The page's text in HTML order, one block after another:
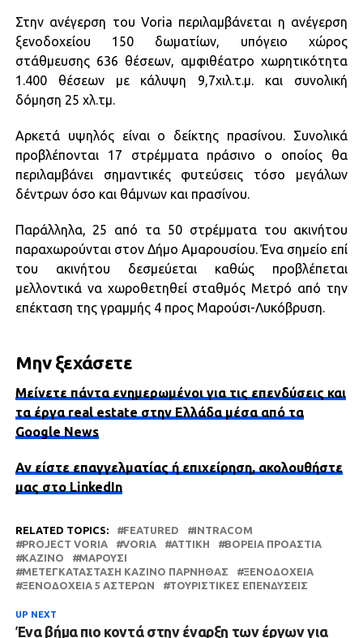
Στην ανέγερση του Voria περιλαμβάνεται η ανέγερση
ξενοδοχείου 150 δωματίων, υπόγειο χώρος
στάθμευσης 636 θέσεων, αμφιθέατρο χωρητικότητα
1.400 θέσεων με κάλυψη 9,7χιλ.τ.μ. και συνολική
δόμηση 25 χλ.τμ.
Αρκετά υψηλός είναι ο δείκτης πρασίνου. Συνολικά
προβλέπονται 17 στρέμματα πράσινο ο οποίος θα
περιλαμβάνει σημαντικές φυτεύσεις τόσο μεγάλων
δέντρων όσο και θάμνων και πρασίνου.
Παράλληλα, 25 από τα 50 στρέμματα του ακινήτου
παραχωρούνται στον Δήμο Αμαρουσίου. Ένα σημείο επί
του ακινήτου δεσμεύεται καθώς προβλέπεται
μελλοντικά να χωροθετηθεί σταθμός Μετρό από την
επέκταση της γραμμής 4 προς Μαρούσι-Λυκόβρυση.
Μην ξεχάσετε
Μείνετε πάντα ενημερωμένοι για τις επενδύσεις και
τα έργα real estate στην Ελλάδα μέσα από τα
Google News
Αν είστε επαγγελματίας ή επιχείρηση, ακολουθήστε
μας στο LinkedIn
RELATED TOPICS: FEATURED
INTRACOM
PROJECT VORIA
VORIA ΑΤΤΙΚΗ
ΒΌΡΕΙΑ ΠΡΟΆΣΤΙΑ
ΚΑΖΊΝΟ
ΜΑΡΟΎΣΙ
ΜΕΤΕΓΚΑΤΆΣΤΑΣΗ ΚΑΖΊΝΟ ΠΆΡΝΗΘΑΣ
ΞΕΝΟΔΟΧΕΊΑ
ΞΕΝΟΔΟΧΕΊΑ 5 ΑΣΤΈΡΩΝ
ΤΟΥΡΙΣΤΙΚΈΣ ΕΠΕΝΔΎΣΕΙΣ
UP NEXT
Ένα βήμα πιο κοντά στην έναρξη των έργων για